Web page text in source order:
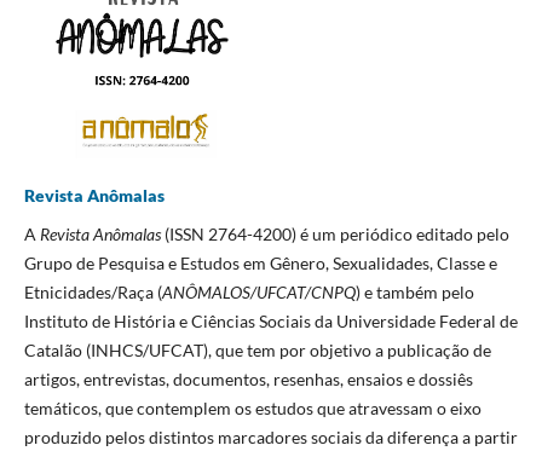
Revista Anômalas
A Revista Anômalas(ISSN 2764-4200) é um periódico editado pelo
Grupo de Pesquisa e Estudos em Gênero, Sexualidades, Classe e
Etnicidades/Raça (ANÔMALOS/UFCAT/CNPQ) e também pelo
Instituto de História e Ciências Sociais da Universidade Federal de
Catalão (INHCS/UFCAT), que tem por objetivo a publicação de
artigos, entrevistas, documentos, resenhas, ensaios e dossiês
temáticos, que contemplem os estudos que atravessam o eixo
produzido pelos distintos marcadores sociais da diferença a partir